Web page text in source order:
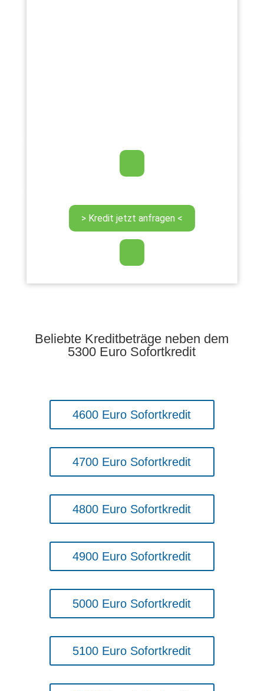
Beliebte Kreditbeträge neben dem
5300 Euro Sofortkredit
4600 Euro Sofortkredit
4700 Euro Sofortkredit
4800 Euro Sofortkredit
4900 Euro Sofortkredit
5000 Euro Sofortkredit
5100 Euro Sofortkredit